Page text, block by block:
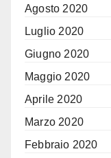
Agosto 2020
Luglio 2020
Giugno 2020
Maggio 2020
Aprile 2020
Marzo 2020
Febbraio 2020